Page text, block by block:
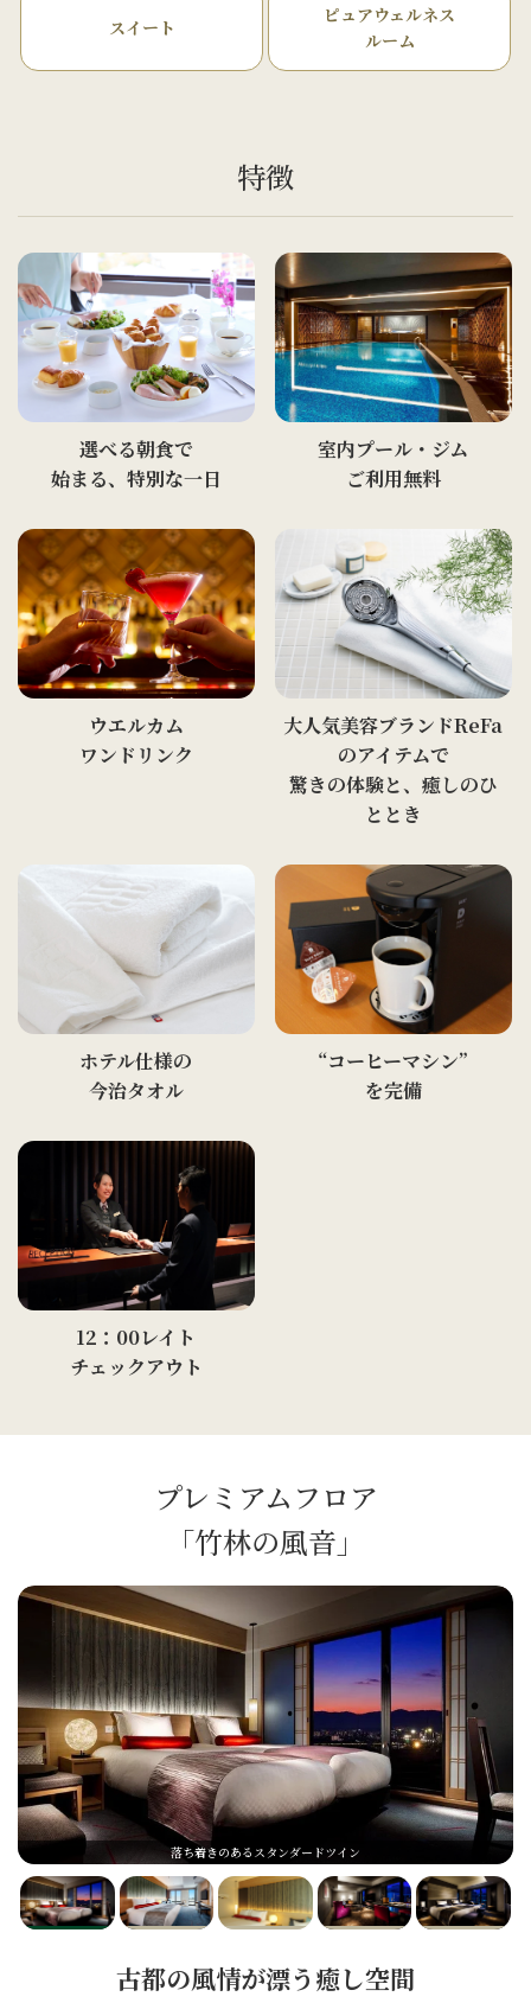
スイート
ピュアウェルネス
ルーム
特徴
選べる朝食で
始まる、特別な一日
室内プール・ジム
ご利用無料
ウエルカム
ワンドリンク
大人気美容ブランドReFa
のアイテムで
驚きの体験と、癒しのひ
ととき
ホテル仕様の
今治タオル
“コーヒーマシン”
を完備
12：00レイト
チェックアウト
プレミアムフロア
「竹林の風音」
落ち着きのあるスタンダードツイン
古都の風情が漂う癒し空間